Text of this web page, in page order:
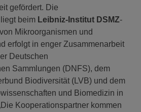
gefördert. Die
liegt beim Leibniz-Institut DSMZ-
Mikroorganismen und
erfolgt in enger Zusammenarbeit
Deutschen
Sammlungen (DNFS), dem
Biodiversität (LVB) und dem
und Biomedizin in
Kooperationspartner kommen